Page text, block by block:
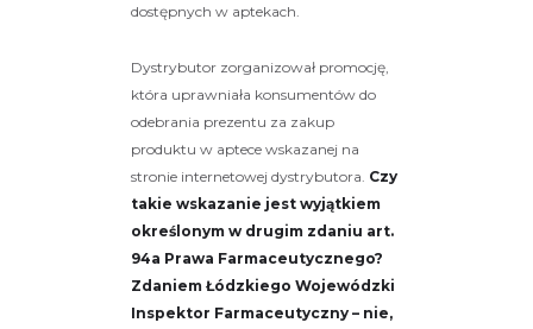
dostępnych w aptekach.
Dystrybutor zorganizował promocję,
która uprawniała konsumentów do
odebrania prezentu za zakup
produktu w aptece wskazanej na
stronie internetowej dystrybutora. Czy
takie wskazanie jest wyjątkiem
określonym w drugim zdaniu art.
94a Prawa Farmaceutycznego?
Zdaniem Łódzkiego Wojewódzki
Inspektor Farmaceutyczny – nie,